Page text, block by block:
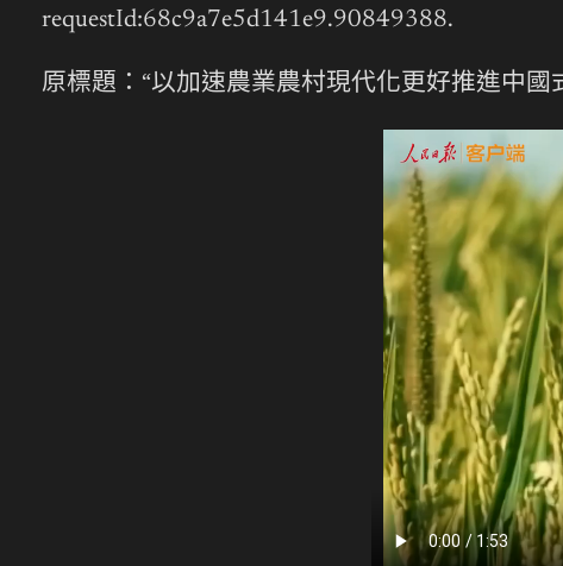
requestId:68c9a7e5d141e9.90849388.
原標題：“以加速農業農村現代化更好推進中國